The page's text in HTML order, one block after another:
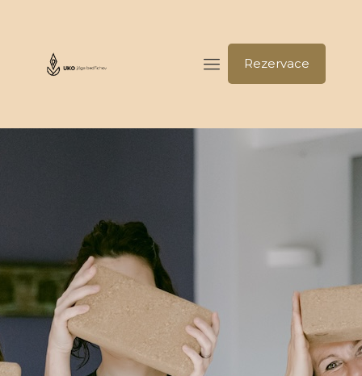
Rezervace